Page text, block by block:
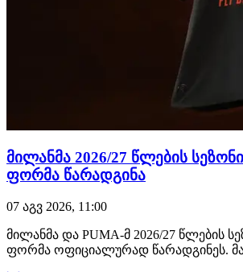
მილანმა 2026/27 წლების
ფორმა წარადგინა
07 აგვ 2026, 11:00
მილანმა და PUMA-მ 2026/27 წლების
ფორმა ოფიციალურად წარადგინეს.